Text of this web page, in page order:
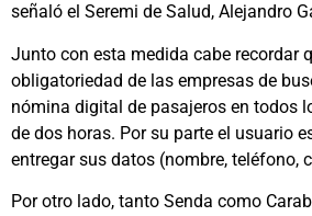
señaló el Seremi de Salud, Alejandro
Junto con esta medida cabe recordar
obligatoriedad de las empresas de
nómina digital de pasajeros en todos
de dos horas. Por su parte el usuario
entregar sus datos (nombre, teléfono,
Por otro lado, tanto Senda como